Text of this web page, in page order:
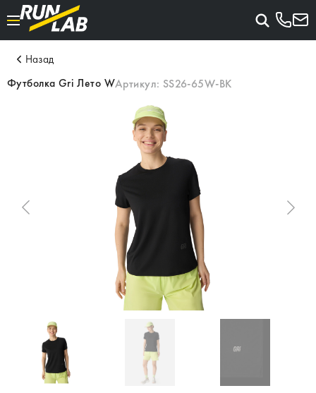
Назад
Футболка Gri Лето WАртикул: SS26-65W-BK